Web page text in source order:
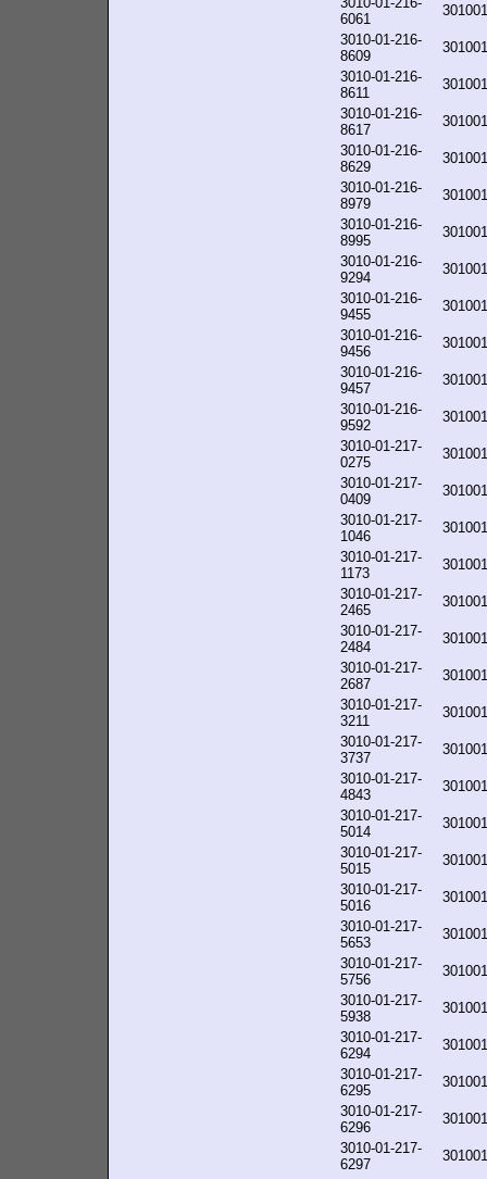
6061
3010-01-216-
8609
3010-01-216-
8611
3010-01-216-
8617
3010-01-216-
8629
3010-01-216-
8979
3010-01-216-
8995
3010-01-216-
9294
3010-01-216-
9455
3010-01-216-
9456
3010-01-216-
9457
3010-01-216-
9592
3010-01-217-
0275
3010-01-217-
0409
3010-01-217-
1046
3010-01-217-
1173
3010-01-217-
2465
3010-01-217-
2484
3010-01-217-
2687
3010-01-217-
3211
3010-01-217-
3737
3010-01-217-
4843
3010-01-217-
5014
3010-01-217-
5015
3010-01-217-
5016
3010-01-217-
5653
3010-01-217-
5756
3010-01-217-
5938
3010-01-217-
6294
3010-01-217-
6295
3010-01-217-
6296
3010-01-217-
6297